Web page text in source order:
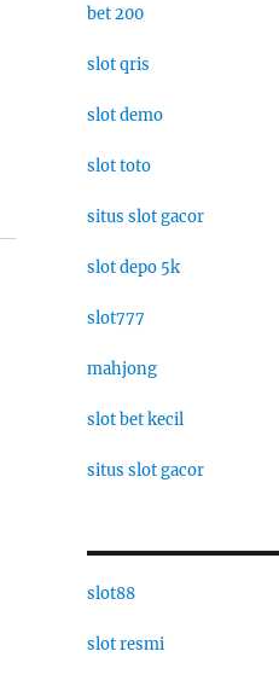
bet 200
slot qris
slot demo
slot toto
situs slot gacor
slot depo 5k
slot777
mahjong
slot bet kecil
situs slot gacor
slot88
slot resmi